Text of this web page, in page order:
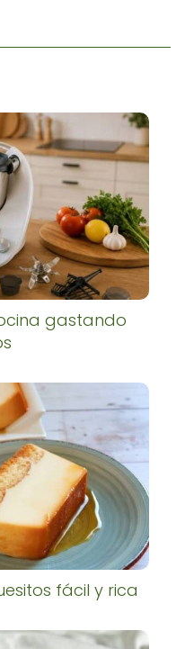
gastando
fácil y rica